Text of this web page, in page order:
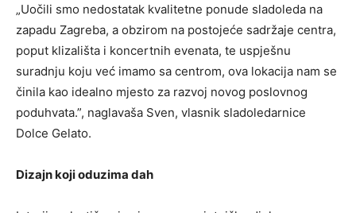
„Uočili smo nedostatak kvalitetne ponude sladoleda na
zapadu Zagreba, a obzirom na postojeće sadržaje centra,
poput klizališta i koncertnih evenata, te uspješnu
suradnju koju već imamo sa centrom, ova lokacija nam se
činila kao idealno mjesto za razvoj novog poslovnog
poduhvata.”, naglavaša Sven, vlasnik sladoledarnice
Dolce Gelato.
Dizajn koji oduzima dah